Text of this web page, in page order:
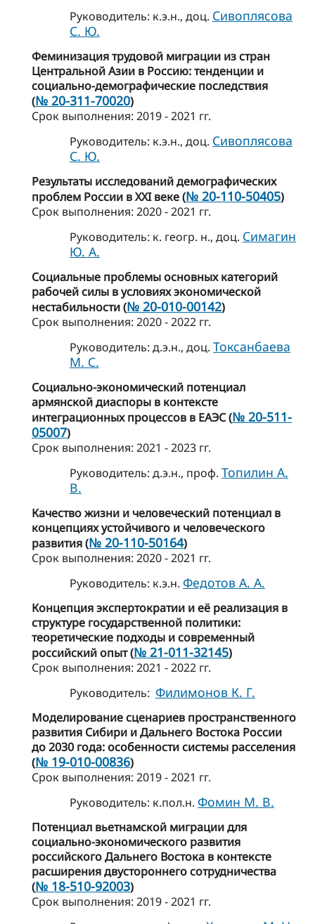
Руководитель: к.э.н., доц. Сивоплясова
С. Ю.
Феминизация трудовой миграции из стран
Центральной Азии в Россию: тенденции и
социально-демографические последствия
(№ 20-311-70020)
Cрок выполнения: 2019 - 2021 гг.
Руководитель: к.э.н., доц. Сивоплясова
С. Ю.
Результаты исследований демографических
проблем России в XXI веке (№ 20-110-50405)
Cрок выполнения: 2020 - 2021 гг.
Руководитель: к. геогр. н., доц. Симагин
Ю. А.
Социальные проблемы основных категорий
рабочей силы в условиях экономической
нестабильности (№ 20-010-00142)
Cрок выполнения: 2020 - 2022 гг.
Руководитель: д.э.н., доц. Токсанбаева
М. С.
Социально-экономический потенциал
армянской диаспоры в контексте
интеграционных процессов в ЕАЭС (№ 20-511-
05007)
Cрок выполнения: 2021 - 2023 гг.
Руководитель: д.э.н., проф. Топилин А.
В.
Качество жизни и человеческий потенциал в
концепциях устойчивого и человеческого
развития (№ 20-110-50164)
Cрок выполнения: 2020 - 2021 гг.
Руководитель: к.э.н. Федотов А. А.
Концепция экспертократии и её реализация в
структуре государственной политики:
теоретические подходы и современный
российский опыт (№ 21-011-32145)
Cрок выполнения: 2021 - 2022 гг.
Руководитель: Филимонов К. Г.
Моделирование сценариев пространственного
развития Сибири и Дальнего Востока России
до 2030 года: особенности системы расселения
(№ 19-010-00836)
Cрок выполнения: 2019 - 2021 гг.
Руководитель: к.пол.н. Фомин М. В.
Потенциал вьетнамской миграции для
социально-экономического развития
российского Дальнего Востока в контексте
расширения двустороннего сотрудничества
(№ 18-510-92003)
Cрок выполнения: 2019 - 2021 гг.